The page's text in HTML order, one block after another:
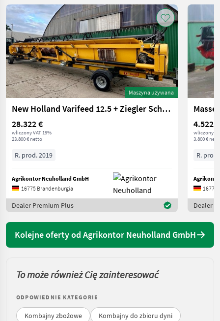
Maszyna używana
New Holland Varifeed 12.5 + Ziegler Schneidwerkswagen
28.322 €
wliczony VAT 19%
23.800 € netto
R. prod. 2019
Agrikontor Neuholland GmbH
16775 Brandenburgia
Dealer Premium Plus
4.522 €
wliczony
3.800 €
R.
16775
Dealer
Kolejne oferty od Agrikontor Neuholland GmbH
To może również Cię zainteresować
ODPOWIEDNIE KATEGORIE
Kombajny zbożowe
Kombajny do zbioru dyni